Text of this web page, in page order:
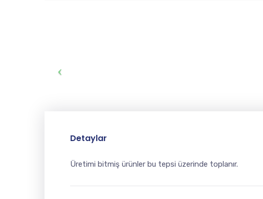
Detaylar
Üretimi bitmiş ürünler bu tepsi üzerinde toplanır.